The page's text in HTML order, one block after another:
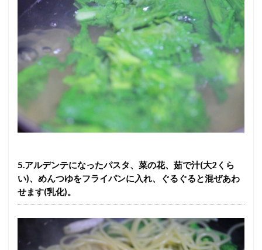
5.アルデンテになったパスタ、菜の花、茹で汁(大2くら
い)、めんつゆをフライパンに入れ、ぐるぐると混ぜあわ
せます(乳化)。